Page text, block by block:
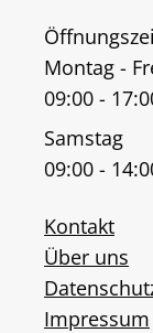
Montag -
09:00 -
Samstag
09:00 -
Kontakt
Über uns
Impressum